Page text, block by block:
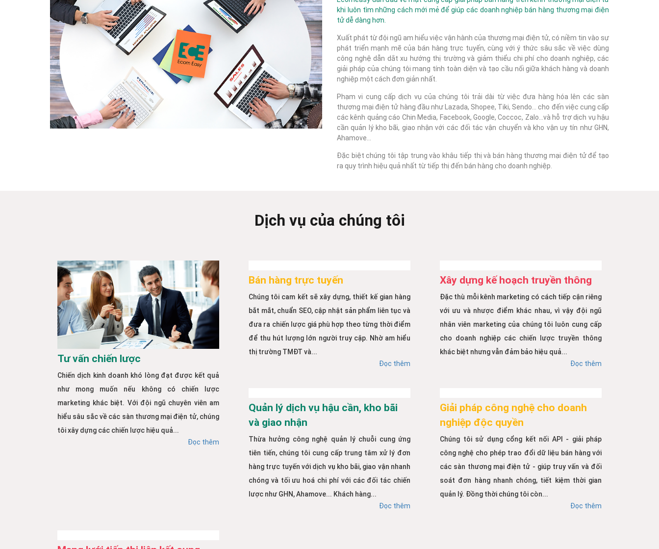
khi luôn tìm những cách mới mẻ để giúp các doanh nghiệp bán hàng thương mại điện
tử dễ dàng hơn.
Xuất phát từ đội ngũ am hiểu việc vận hành của thương mại điện tử, có niềm tin vào sự
phát triển mạnh mẽ của bán hàng trực tuyến, cùng với ý thức sâu sắc về việc dùng
công nghệ dẫn dắt xu hướng thị trường và giảm thiểu chi phí cho doanh nghiệp, các
giải pháp của chúng tôi mang tính toàn diện và tạo cầu nối giữa khách hàng và doanh
nghiệp một cách đơn giản nhất.
Phạm vi cung cấp dịch vụ của chúng tôi trải dài từ việc đưa hàng hóa lên các sàn
thương mại điện tử hàng đầu như Lazada, Shopee, Tiki, Sendo... cho đến việc cung cấp
các kênh quảng cáo Chin Media, Facebook, Google, Coccoc, Zalo...và hỗ trợ dịch vụ hậu
cần quản lý kho bãi, giao nhận với các đối tác vận chuyển và kho vận uy tín như GHN,
Ahamove...
Đặc biệt chúng tôi tập trung vào khâu tiếp thị và bán hàng thương mại điện tử để tạo
ra quy trình hiệu quả nhất từ tiếp thị đến bán hàng cho doanh nghiệp.
Dịch vụ của chúng tôi
Tư vấn chiến lược
Chiến dịch kinh doanh khó lòng đạt được kết quả
như mong muốn nếu không có chiến lược
marketing khác biệt. Với đội ngũ chuyên viên am
hiểu sâu sắc về các sàn thương mại điện tử, chúng
tôi xây dựng các chiến lược hiệu quả...
Đọc thêm
Bán hàng trực tuyến
Chúng tôi cam kết sẽ xây dựng, thiết kế gian hàng
bắt mắt, chuẩn SEO, cập nhật sản phẩm liên tục và
đưa ra chiến lược giá phù hợp theo từng thời điểm
để thu hút lượng lớn người truy cập. Nhờ am hiểu
thị trường TMĐT và...
Đọc thêm
Xây dựng kế hoạch truyền thông
Đặc thù mỗi kênh marketing có cách tiếp cận riêng
với ưu và nhược điểm khác nhau, vì vậy đội ngũ
nhân viên marketing của chúng tôi luôn cung cấp
cho doanh nghiệp các chiến lược truyền thông
khác biệt nhưng vẫn đảm bảo hiệu quả...
Đọc thêm
Quản lý dịch vụ hậu cần, kho bãi
và giao nhận
Thừa hưởng công nghệ quản lý chuỗi cung ứng
tiên tiến, chúng tôi cung cấp trung tâm xử lý đơn
hàng trực tuyến với dịch vụ kho bãi, giao vận nhanh
chóng và tối ưu hoá chi phí với các đối tác chiến
lược như GHN, Ahamove... Khách hàng...
Đọc thêm
Giải pháp công nghệ cho doanh
nghiệp độc quyền
Chúng tôi sử dụng cổng kết nối API - giải pháp
công nghệ cho phép trao đổi dữ liệu bán hàng với
các sàn thương mại điện tử - giúp truy vấn và đối
soát đơn hàng nhanh chóng, tiết kiệm thời gian
quản lý. Đồng thời chúng tôi còn...
Đọc thêm